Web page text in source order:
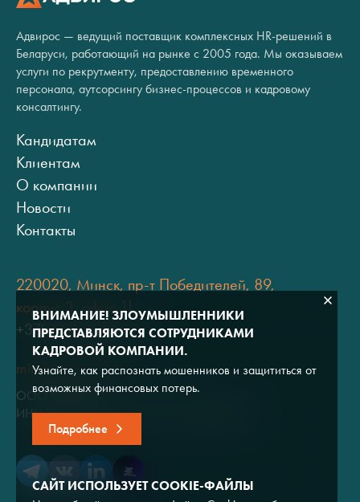
Адвирос — ведущий поставщик комплексных HR-решений в
Беларуси, работающий на рынке с 2005 года. Мы оказываем
услуги по рекрутменту, предоставлению временного
персонала, аутсорсингу бизнес-процессов и кадровому
консалтингу.
Кандидатам
Клиентам
О компании
Новости
Контакты
220020, Минск, пр-т Победителей, 89,
корпус 3, офис 11
+375 (17) 334 80 07
minsk@adviros.by
ООО "Адвирос"
ИНН 7714572528 / ОГРН 1047796766380
ВНИМАНИЕ! ЗЛОУМЫШЛЕННИКИ
ПРЕДСТАВЛЯЮТСЯ СОТРУДНИКАМИ
КАДРОВОЙ КОМПАНИИ.
Узнайте, как распознать мошенников и защититься от
возможных финансовых потерь.
Подробнее
САЙТ ИСПОЛЬЗУЕТ COOKIE-ФАЙЛЫ